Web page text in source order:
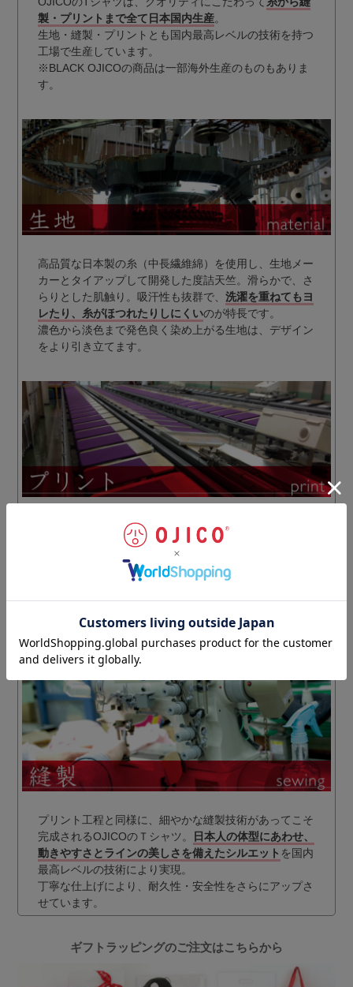
製・プリントまで全て日本国内生産。
生地・縫製・プリントとも国内最高レベルの技術を持つ
工場で生産しています。
※BLACK OJICOの商品は一部海外生産のものもありま
す。
高品質な日本製の糸（中長繊維綿）を使用し、生地メー
カーとタイアップして開発した度詰天竺。滑らかで、さ
らりとした肌触り。吸汗性も抜群で、 洗濯を重ねてもヨ
レたり、糸がほつれたりしにくいのが特長です。
濃色から淡色まで発色良く染め上がる生地は、デザイン
をより引き立てます。
ミリ単位の要求にも応えてくれる技術を持つ提携工場で
プリント。前後のプリントがつながるデザインはこの工
場の技術力があって初めて実現しました。
プリント方法は耐久性に優れたシルクスクリーンプリン
プリントインクは水性ラバーインクを中心に数種類のプ
リントインクをデザインによって使い分けています。
プリント工程と同様に、細やかな縫製技術があってこそ
完成されるOJICOのＴシャツ。
日本人の体型にあわせ、
動きやすさとラインの美しさを備えたシルエット を国内
最高レベルの技術により実現。
丁寧な仕上げにより、耐久性・安全性をさらにアップさ
せています。
ギフトラッピングのご注文はこちらから